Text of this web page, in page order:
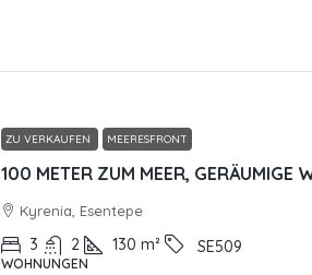
ZU VERKAUFEN MEERESFRONT
Kyrenia, Esentepe
3 2 130 m² SE509
WOHNUNGEN